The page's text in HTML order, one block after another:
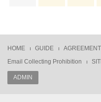
HOME GUIDE AGREEMENT
Email Collecting Prohibition
ADMIN